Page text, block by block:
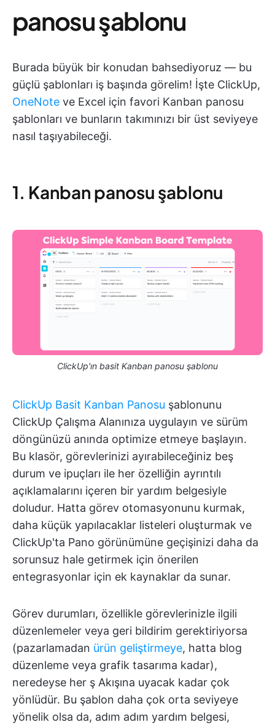
panosu şablonu
Burada büyük bir konudan bahsediyoruz — bu
güçlü şablonları iş başında görelim! İşte ClickUp,
OneNote ve Excel için favori Kanban panosu
şablonları ve bunların takımınızı bir üst seviyeye
nasıl taşıyabileceği.
1. Kanban panosu şablonu
ClickUp'ın basit Kanban panosu şablonu
ClickUp Basit Kanban Panosu şablonunu
ClickUp Çalışma Alanınıza uygulayın ve sürüm
döngünüzü anında optimize etmeye başlayın.
Bu klasör, görevlerinizi ayırabileceğiniz beş
durum ve ipuçları ile her özelliğin ayrıntılı
açıklamalarını içeren bir yardım belgesiyle
doludur. Hatta görev otomasyonunu kurmak,
daha küçük yapılacaklar listeleri oluşturmak ve
ClickUp'ta Pano görünümüne geçişinizi daha da
sorunsuz hale getirmek için önerilen
entegrasyonlar için ek kaynaklar da sunar.
Görev durumları, özellikle görevlerinizle ilgili
düzenlemeler veya geri bildirim gerektiriyorsa
(pazarlamadan ürün geliştirmeye, hatta blog
düzenleme veya grafik tasarıma kadar),
neredeyse her ş Akışına uyacak kadar çok
yönlüdür. Bu şablon daha çok orta seviyeye
yönelik olsa da, adım adım yardım belgesi,